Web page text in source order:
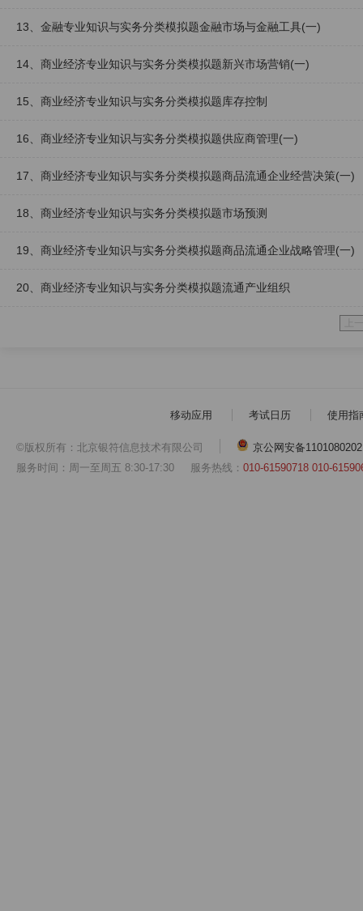
13、金融专业知识与实务分类模拟题金融市场与金融工具(一)
14、商业经济专业知识与实务分类模拟题新兴市场营销(一)
15、商业经济专业知识与实务分类模拟题库存控制
16、商业经济专业知识与实务分类模拟题供应商管理(一)
17、商业经济专业知识与实务分类模拟题商品流通企业经营决策(一)
18、商业经济专业知识与实务分类模拟题市场预测
19、商业经济专业知识与实务分类模拟题商品流通企业战略管理(一)
20、商业经济专业知识与实务分类模拟题流通产业组织
移动应用 考试日历 使用指
©版权所有：北京银符信息技术有限公司
京公网安备
服务时间：周一至周五 8:30-17:30 服务热线： 010-61590718 010-